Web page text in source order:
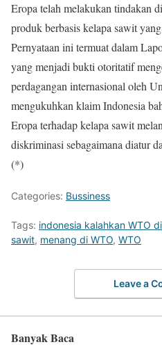
Eropa telah melakukan tindakan
produk berbasis kelapa sawit
Pernyataan ini termuat dalam
yang menjadi bukti otoritatif
perdagangan internasional oleh
mengukuhkan klaim Indonesia
Eropa terhadap kelapa sawit
diskriminasi sebagaimana diatur
(*)
Categories: Bussiness
Tags: indonesia kalahkan WTO
sawit, menang di WTO, WTO
Leave a
Banyak Baca